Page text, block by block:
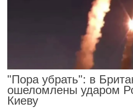
"Пора убрать": в
ошеломлены ударом
Киеву